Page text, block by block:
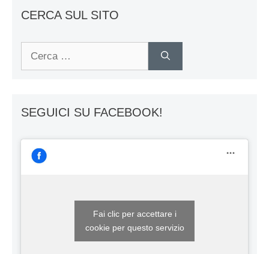
CERCA SUL SITO
SEGUICI SU FACEBOOK!
Fai clic per accettare i
cookie per questo servizio